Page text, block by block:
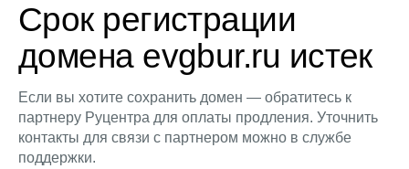
Срок регистрации
домена evgbur.ru истек
Если вы хотите сохранить домен — обратитесь к
партнеру Руцентра для оплаты продления. Уточнить
контакты для связи с партнером можно в службе
поддержки.